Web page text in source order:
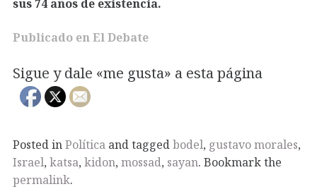
sus 74 años de existencia.
Publicado en El Debate
Sigue y dale «me gusta» a esta página
Posted inPolítica and taggedbodel, gustavo morales,
Israel, katsa, kidon, mossad, sayan. Bookmark the
permalink.